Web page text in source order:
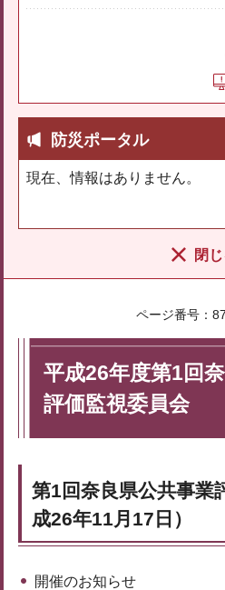
防災ポータル
現在、情報はありません。
閉
ページ番号：
平成26年度第1回
評価監視委員会
第1回奈良県公共事業
成26年11月17日）
開催のお知らせ